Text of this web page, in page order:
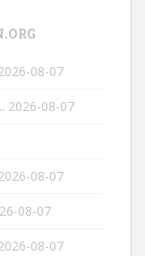
08-07
2026-08-07
08-07
08-07
08-07